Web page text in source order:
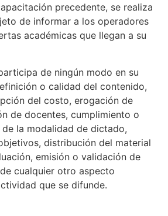
precedente, se realiza
de informar a los operadores
académicas que llegan a su
de ningún modo en su
o calidad del contenido,
del costo, erogación de
de docentes, cumplimiento o
la modalidad de dictado,
distribución del material
emisión o validación de
cualquier otro aspecto
que se difunde.